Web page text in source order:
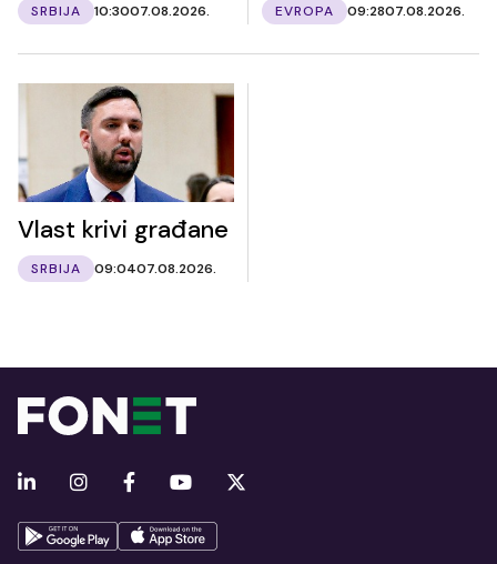
SRBIJA 10:3007.08.2026. EVROPA 09:2807.08.2026.
Vlast krivi građane
SRBIJA 09:0407.08.2026.